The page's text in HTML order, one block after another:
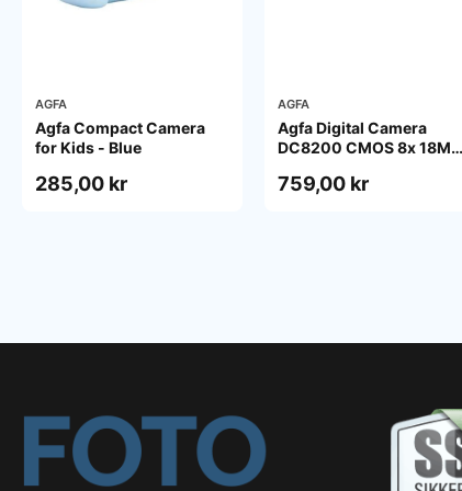
AGFA
Agfa Compact Camera
for Kids - Blue
285,00 kr
AGFA
Agfa Digital Camera
DC8200 CMOS 8x 18MP
759,00 kr